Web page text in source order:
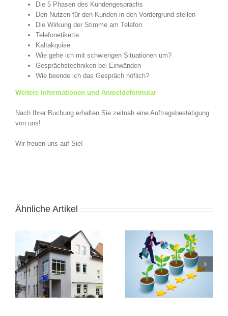
Die 5 Phasen des Kundengesprächs
Den Nutzen für den Kunden in den Vordergrund stellen
Die Wirkung der Stimme am Telefon
Telefonetikette
Kaltakquise
Wie gehe ich mit schwierigen Situationen um?
Gesprächstechniken bei Einwänden
Wie beende ich das Gespräch höflich?
Weitere Informationen und Anmeldeformular
Nach Ihrer Buchung erhalten Sie zeitnah eine Auftragsbestätigung
von uns!
Wir freuen uns auf Sie!
Ähnliche Artikel
Feedback als
Geschenk – Entdecke
Deine Art zu schenken
und beschenkt zu
werden.
Eine
Faschingsinspiration